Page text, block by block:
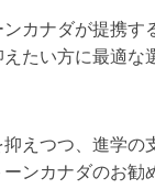
カナダが提携す
たい方に最適な
えつつ、進学の
ンカナダのお勧